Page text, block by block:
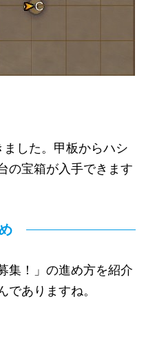
した。甲板からハシ
の宝箱が入手できます
集！」の進め方を紹介
でありますね。